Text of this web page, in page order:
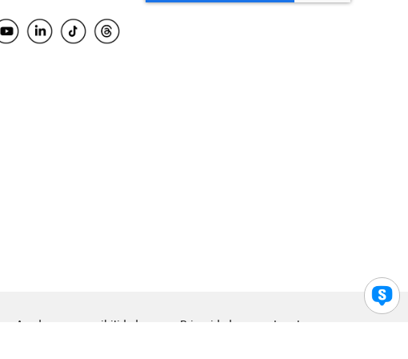
Ayuda para accesibilidad Privacidad Legal